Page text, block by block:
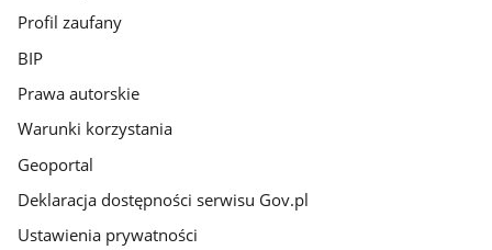
Profil zaufany
BIP
Prawa autorskie
Warunki korzystania
Geoportal
Deklaracja dostępności serwisu Gov.pl
Ustawienia prywatności